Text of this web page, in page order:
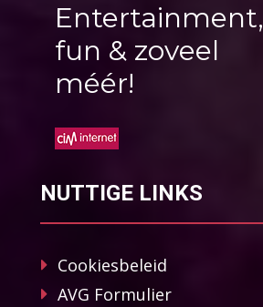
Entertainment,
fun & zoveel
méér!
NUTTIGE LINKS
Cookiesbeleid
AVG Formulier